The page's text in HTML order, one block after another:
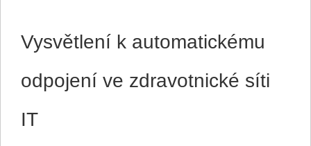
Vysvětlení k automatickému
odpojení ve zdravotnické síti
IT